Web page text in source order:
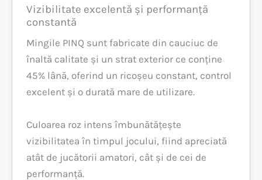
Vizibilitate excelentă și performanță
constantă
Mingile PINQ sunt fabricate din cauciuc de
înaltă calitate și un strat exterior ce conține
45% lână, oferind un ricoșeu constant, control
excelent și o durată mare de utilizare.
Culoarea roz intens îmbunătățește
vizibilitatea în timpul jocului, fiind apreciată
atât de jucătorii amatori, cât și de cei de
performanță.